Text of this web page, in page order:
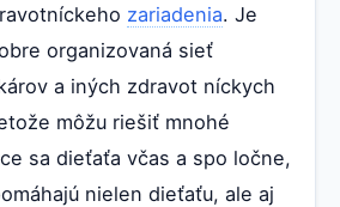
zariadenia. Je
organizovaná sieť
a iných zdravot níckych
môžu riešiť mnohé
sa dieťaťa včas a spo ločne,
nielen dieťaťu, ale aj